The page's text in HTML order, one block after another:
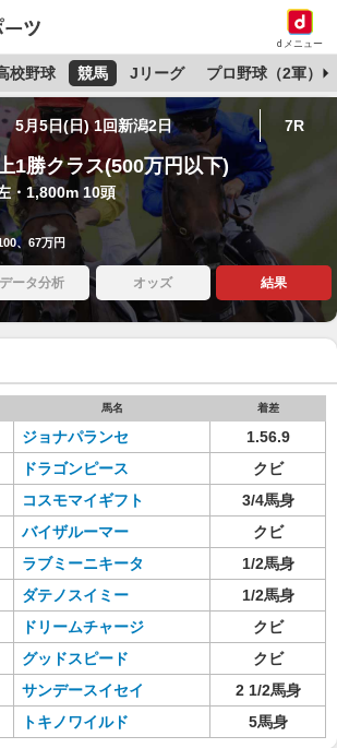
dメニュー
校野球 競馬 Jリーグ プロ野球（2軍）
5月5日(日) 1回新潟2日 7R
1勝クラス(500万円以下)
・1,800m 10頭
、67万円
データ分析 オッズ 結果
馬名 着差
ジョナパランセ
1.56.9
ドラゴンピース
クビ
コスモマイギフト
3/4馬身
バイザルーマー
クビ
ラブミーニキータ
1/2馬身
ダテノスイミー
1/2馬身
ドリームチャージ
クビ
グッドスピード
クビ
サンデースイセイ
2 1/2馬身
トキノワイルド 5馬身